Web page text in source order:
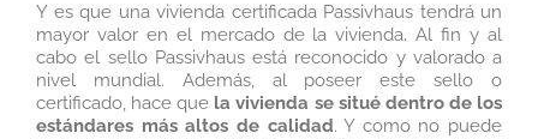
Y es que una vivienda certificada Passivhaus tendrá un
mayor valor en el mercado de la vivienda. Al fin y al
cabo el sello Passivhaus está reconocido y valorado a
nivel mundial. Además, al poseer este sello o
certificado, hace que la vivienda se situé dentro de los
estándares más altos de calidad. Y como no puede